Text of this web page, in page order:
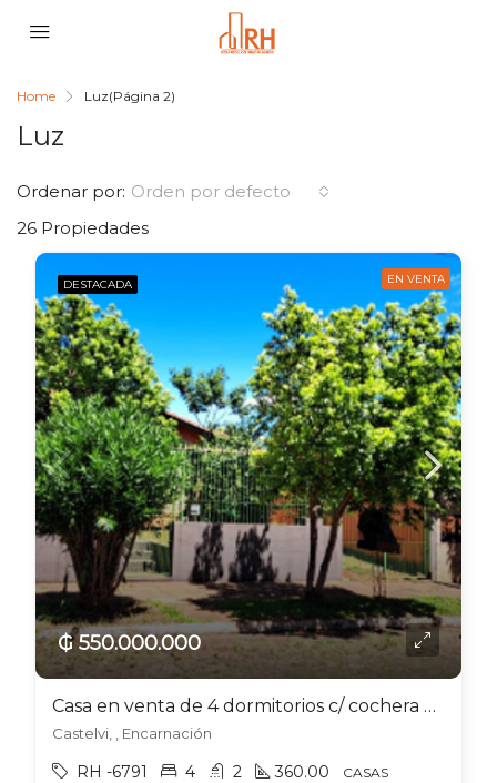
Home Luz(Página 2)
Luz
26 Propiedades
Ordenar por: Orden por defecto
DESTACADA EN VENTA
₲ 550.000.000
Casa en venta de 4 dormitorios c/ cochera en Encarnación
Castelvi, , Encarnación
RH -6791 4 2 360.00 CASAS